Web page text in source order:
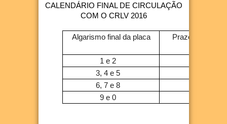
CALENDÁRIO FINAL DE CIRCULAÇÃO
COM O CRLV 2016
Algarismo final da placa
Prazo final
1 e 2
3, 4 e 5
6, 7 e 8
9 e 0